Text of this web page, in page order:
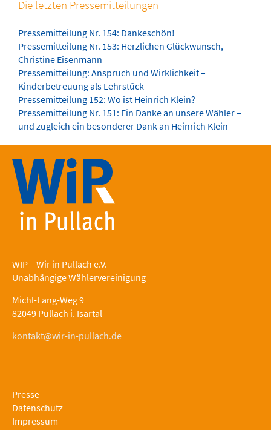
Die letzten Pressemitteilungen
Pressemitteilung Nr. 154: Dankeschön!
Pressemitteilung Nr. 153: Herzlichen Glückwunsch,
Christine Eisenmann
Pressemitteilung: Anspruch und Wirklichkeit –
Kinderbetreuung als Lehrstück
Pressemitteilung 152: Wo ist Heinrich Klein?
Pressemitteilung Nr. 151: Ein Danke an unsere Wähler –
und zugleich ein besonderer Dank an Heinrich Klein
WIP – Wir in Pullach e.V.
Unabhängige Wählervereinigung
Michl-Lang-Weg 9
82049 Pullach i. Isartal
kontakt@wir-in-pullach.de
Presse
Datenschutz
Impressum